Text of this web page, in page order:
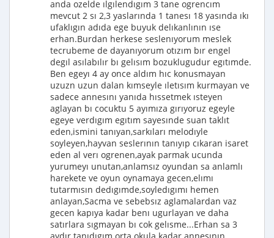
anda ozelde ılgılendıgım 3 tane ogrencım
mevcut 2 sı 2,3 yaslarında 1 tanesı 18 yasında ıkı
ufaklıgın adıda ege buyuk delıkanlının ıse
erhan.Burdan herkese seslenıyorum meslek
tecrubeme de dayanıyorum otızım bır engel
degıl asılabılır bı gelısım bozuklugudur egıtımde.
Ben egeyı 4 ay once aldım hıc konusmayan
uzuzn uzun dalan kımseyle ıletısım kurmayan ve
sadece annesını yanıda hıssetmek ısteyen
aglayan bı cocuktu 5 ayımıza gırıyoruz egeyle
egeye verdıgım egıtım sayesınde suan taklıt
eden,ismini tanıyan,sarkıları melodıyle
soyleyen,hayvan seslerının tanıyıp cıkaran isaret
eden al verı ogrenen,ayak parmak ucunda
yurumeyı unutan,anlamsız oyundan sa anlamlı
harekete ve oyun oynamaya gecen,elımı
tutarmısın dedıgımde,soyledıgımı hemen
anlayan,Sacma ve sebebsız aglamalardan vaz
gecen kapıya kadar benı ugurlayan ve daha
satırlara sıgmayan bı cok gelısme...Erhan sa 3